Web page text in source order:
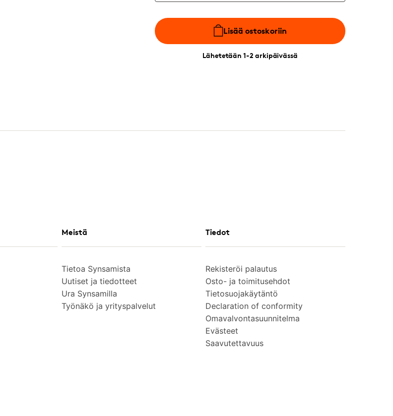
Lisää ostoskoriin
Lähetetään 1-2 arkipäivässä
Meistä
Tietoa Synsamista
Uutiset ja tiedotteet
Ura Synsamilla
Työnäkö ja yrityspalvelut
Tiedot
Rekisteröi palautus
Osto- ja toimitusehdot
Tietosuojakäytäntö
Declaration of conformity
Omavalvontasuunnitelma
Evästeet
Saavutettavuus